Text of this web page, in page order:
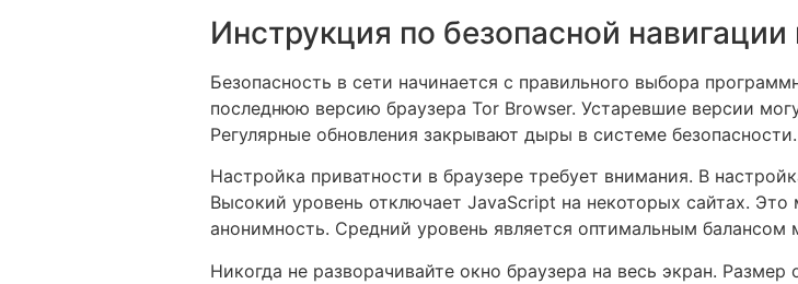
Инструкция по безопасной навигации
Безопасность в сети начинается с правильного выбора
последнюю версию браузера Tor Browser. Устаревшие версии
Регулярные обновления закрывают дыры в системе безопасности.
Настройка приватности в браузере требует внимания. В
Высокий уровень отключает JavaScript на некоторых сайтах.
анонимность. Средний уровень является оптимальным
Никогда не разворачивайте окно браузера на весь экран.